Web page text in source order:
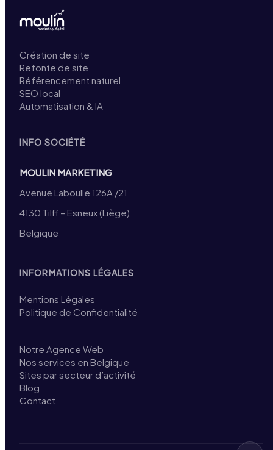
Création de site
Refonte de site
Référencement naturel
SEO local
Automatisation & IA
INFO SOCIÉTÉ
MOULIN MARKETING
Avenue Laboulle 126A /21
4130 Tilff – Esneux (Liège)
Belgique
INFORMATIONS LÉGALES
Mentions Légales
Politique de Confidentialité
Notre Agence Web
Nos services en Belgique
Sites par secteur d’activité
Blog
Contact